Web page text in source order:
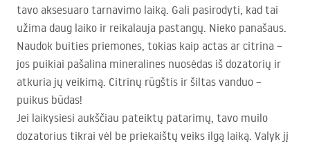
tavo aksesuaro tarnavimo laiką. Gali pasirodyti, kad tai
užima daug laiko ir reikalauja pastangų. Nieko panašaus.
Naudok buities priemones, tokias kaip actas ar citrina –
jos puikiai pašalina mineralines nuosėdas iš dozatorių ir
atkuria jų veikimą. Citrinų rūgštis ir šiltas vanduo –
puikus būdas!
Jei laikysiesi aukščiau pateiktų patarimų, tavo muilo
dozatorius tikrai vėl be priekaištų veiks ilgą laiką. Valyk jį